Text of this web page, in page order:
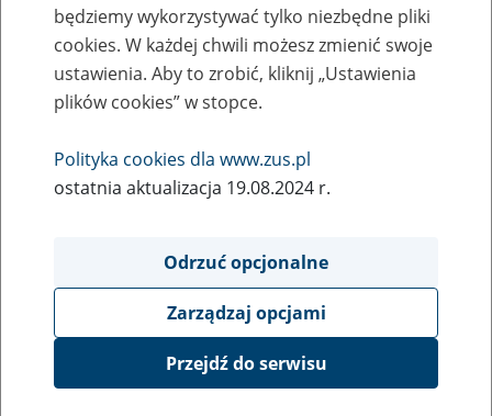
Zaproś ZUS do siebie - zakładanie profili
eZUS w siedzibie Twojej firmy
Rodzaj wydarzenia
Szkolenia
Obszar merytoryczny
obsługa klientów
Opis wydarzenia
Platforma Usług Elektronicznych eZUS
będziemy wykorzystywać tylko niezbędne pliki
cookies. W każdej chwili możesz zmienić swoje
ustawienia. Aby to zrobić, kliknij „Ustawienia
plików cookies” w stopce.
Polityka cookies dla www.zus.pl
ostatnia aktualizacja 19.08.2024 r.
Odrzuć opcjonalne
Zarządzaj opcjami
Przejdź do serwisu